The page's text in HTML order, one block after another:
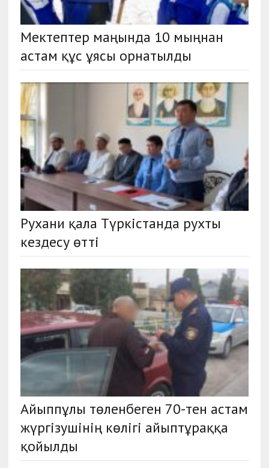
Мектептер маңында 10 мыңнан
астам құс ұясы орнатылды
Рухани қала Түркістанда рухты
кездесу өтті
Айыппұлы төленбеген 70-тен астам
жүргізушінің көлігі айыптұраққа
қойылды